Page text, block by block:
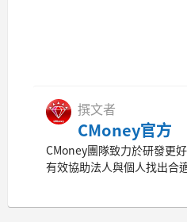
撰文者
CMoney官方
CMoney團隊致力於研發更
有效協助法人與個人找出合